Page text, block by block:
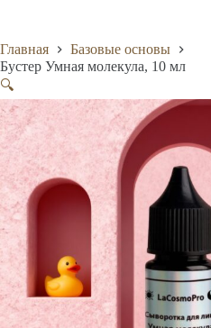
Главная
Базовые основы
Бустер Умная молекула, 10 мл
🔍